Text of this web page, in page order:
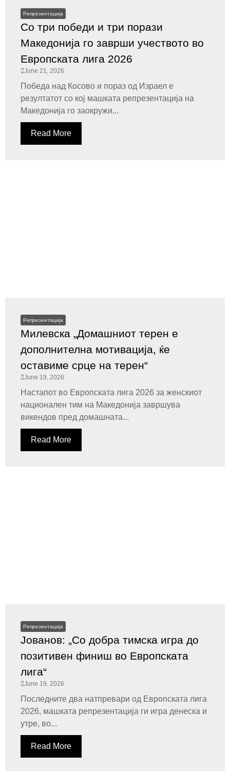
Репрезентација
Со три победи и три порази
Македонија го заврши учеството во
Европската лига 2026
June 21, 2026
Победа над Косово и пораз од Израел е
резултатот со кој машката репрезентација на
Македонија го заокружи...
Read More
Репрезентација
Милевска „Домашниот терен е
дополнителна мотивација, ќе
оставиме срце на терен“
June 19, 2026
Настапот во Европската лига 2026 за женскиот
национален тим на Македонија завршува
викендов пред домашната...
Read More
Репрезентација
Јованов: „Со добра тимска игра до
позитивен финиш во Европската
лига“
June 19, 2026
Последните два натпревари од Европската лига
2026, машката репрезентација ги игра денеска и
утре, во...
Read More